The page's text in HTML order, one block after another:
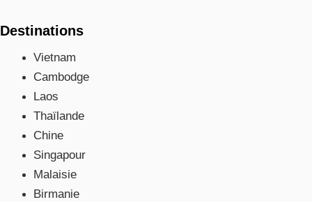
Destinations
Vietnam
Cambodge
Laos
Thaïlande
Chine
Singapour
Malaisie
Birmanie